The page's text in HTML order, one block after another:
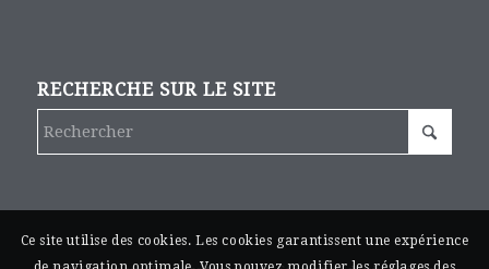
RECHERCHE SUR LE SITE
Ce site utilise des cookies. Les cookies garantissent une expérience